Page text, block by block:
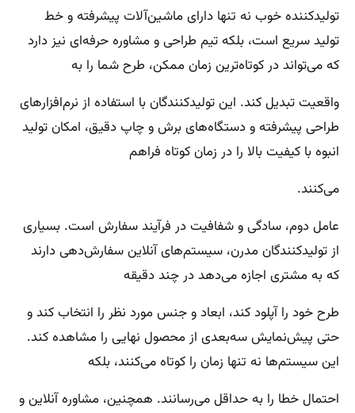
تولیدکننده خوب نه تنها دارای ماشین‌آلات پیشرفته و خط
تولید سریع است، بلکه تیم طراحی و مشاوره حرفه‌ای نیز دارد
که می‌تواند در کوتاه‌ترین زمان ممکن، طرح شما را به
واقعیت تبدیل کند. این تولیدکنندگان با استفاده از نرم‌افزارهای
طراحی پیشرفته و دستگاه‌های برش و چاپ دقیق، امکان تولید
انبوه با کیفیت بالا را در زمان کوتاه فراهم
می‌کنند.
عامل دوم، سادگی و شفافیت در فرآیند سفارش است. بسیاری
از تولیدکنندگان مدرن، سیستم‌های آنلاین سفارش‌دهی دارند
که به مشتری اجازه می‌دهد در چند دقیقه
طرح خود را آپلود کند، ابعاد و جنس مورد نظر را انتخاب کند و
حتی پیش‌نمایش سه‌بعدی از محصول نهایی را مشاهده کند.
این سیستم‌ها نه تنها زمان را کوتاه می‌کنند، بلکه
احتمال خطا را به حداقل می‌رسانند. همچنین، مشاوره آنلاین و